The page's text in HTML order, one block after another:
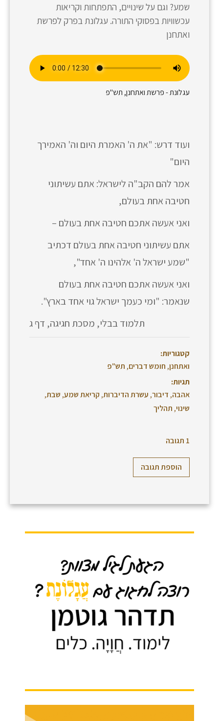
שמע? וגם על שינויים, התפתחות וקריאות
עכשוויות בפסוקי התורה. עגלונת בפרק לפרשת
ואתחנן
עגלונת - פרשת ואתחנן, תש"פ
ועוד דרש: "את ה' האמרת היום וה' האמירך
היום"
אמר להם הקב"ה לישראל: אתם עשיתוני
חטיבה אחת בעולם,
ואני אעשה אתכם חטיבה אחת בעולם –
אתם עשיתוני חטיבה אחת בעולם דכתיב
"שמע ישראל ה' אלהינו ה' אחד",
ואני אעשה אתכם חטיבה אחת בעולם
שנאמר: "ומי כעמך ישראל גוי אחד בארץ".
תלמוד בבלי, מסכת חגיגה, דף ג
קטגוריות:
ואתחנן, חומש דברים, תש"פ
תגיות:
אהבה, דיבור, עשרת הדיברות, קריאת שמע, שבת,
שינוי, תהליך
1 תגובה
הוספת תגובה